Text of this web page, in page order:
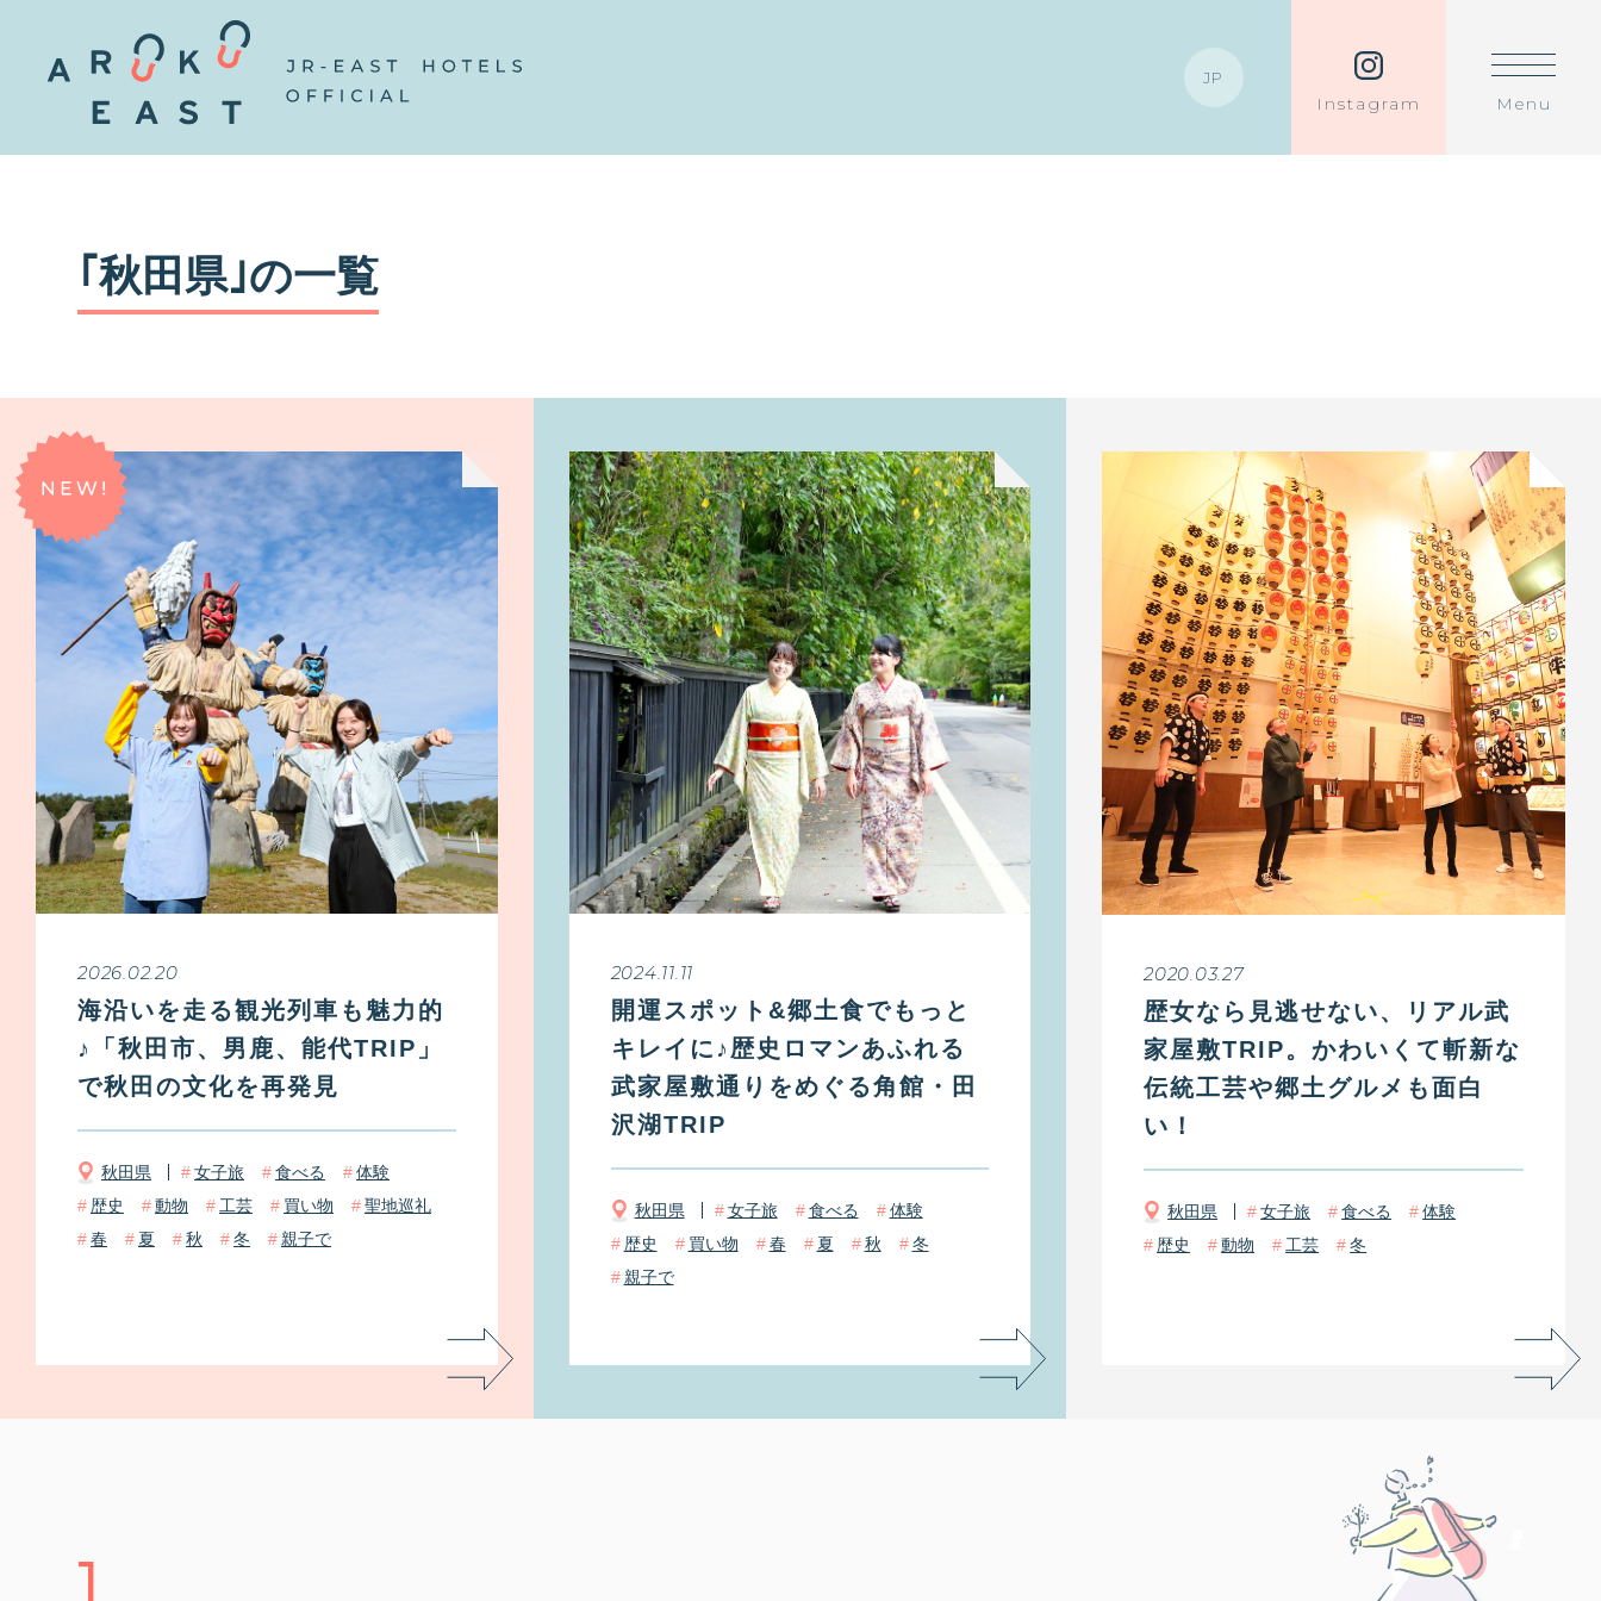
JP
Instagram Menu
｢秋田県｣の一覧
2026.02.20
海沿いを走る観光列車も魅力的
♪「秋田市、男鹿、能代TRIP」
で秋田の文化を再発見
秋田県 女子旅 食べる
体験
歴史
動物 工芸 買い物
聖地巡礼
春
夏 秋 冬 親子で
2024.11.11
開運スポット&郷土食でもっと
キレイに♪歴史ロマンあふれる
武家屋敷通りをめぐる角館・田
沢湖TRIP
秋田県 女子旅 食べる
体験
歴史
買い物 春 夏 秋
冬
親子で
2020.03.27
歴女なら見逃せない、リアル武
家屋敷TRIP。かわいくて斬新な
伝統工芸や郷土グルメも面白
い！
秋田県 女子旅 食べる
体験
歴史
動物 工芸 冬
1